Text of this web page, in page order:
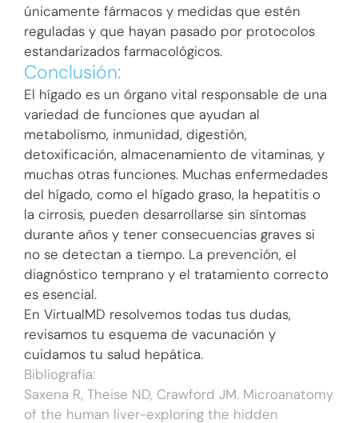
únicamente fármacos y medidas que estén
reguladas y que hayan pasado por protocolos
estandarizados farmacológicos.
Conclusión:
El hígado es un órgano vital responsable de una
variedad de funciones que ayudan al
metabolismo, inmunidad, digestión,
detoxificación, almacenamiento de vitaminas, y
muchas otras funciones. Muchas enfermedades
del hígado, como el hígado graso, la hepatitis o
la cirrosis, pueden desarrollarse sin síntomas
durante años y tener consecuencias graves si
no se detectan a tiempo. La prevención, el
diagnóstico temprano y el tratamiento correcto
es esencial.
En VirtualMD resolvemos todas tus dudas,
revisamos tu esquema de vacunación y
cuidamos tu salud hepática.
Bibliografía:
Saxena R, Theise ND, Crawford JM. Microanatomy
of the human liver-exploring the hidden